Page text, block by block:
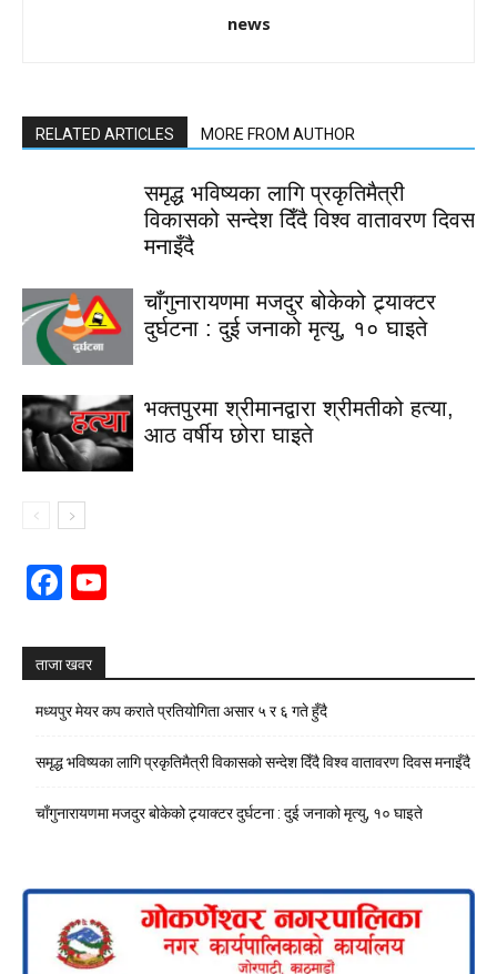
news
RELATED ARTICLES MORE FROM AUTHOR
समृद्ध भविष्यका लागि प्रकृतिमैत्री
विकासको सन्देश दिँदै विश्व वातावरण दिवस
मनाइँदै
चाँगुनारायणमा मजदुर बोकेको ट्र्याक्टर
दुर्घटना : दुई जनाको मृत्यु, १० घाइते
भक्तपुरमा श्रीमानद्वारा श्रीमतीको हत्या,
आठ वर्षीय छोरा घाइते
Facebook
ताजा खवर
मध्यपुर मेयर कप कराते प्रतियोगिता असार ५ र ६ गते हुँदै
समृद्ध भविष्यका लागि प्रकृतिमैत्री विकासको सन्देश दिँदै विश्व वातावरण दिवस मनाइँदै
चाँगुनारायणमा मजदुर बोकेको ट्र्याक्टर दुर्घटना : दुई जनाको मृत्यु, १० घाइते